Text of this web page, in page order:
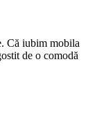
Că iubim mobila
de o comodă